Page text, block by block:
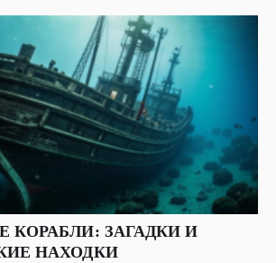
КОРАБЛИ: ЗАГАДКИ И
НАХОДКИ